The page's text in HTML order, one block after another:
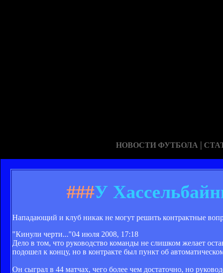
НОВОСТИ ФУТБОЛА |
###У
Нападающий и клуб никак не могут решить контрактные
"Кинули черти..."04 июля 2008, 17:18
Дело в том, что руководство команды не слишком желает
подошел к концу, но в контракте был пункт об
Он сыграл в 44 матчах, чего более чем достаточно, но